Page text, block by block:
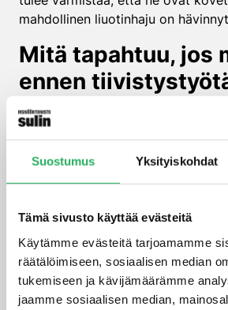
Suostumus Yksityiskohdat
Tämä sivusto käyttää evästeitä
Käytämme evästeitä tarjoamamme
räätälöimiseen, sosiaalisen median
tukemiseen ja kävijämäärämme
jaamme sosiaalisen median,
mahdollinen liuotinhaju on
Mitä tapahtuu, jos
ennen
Jos maalaa ennen tiivistystyötä,
loukkuun rakenteiden sisään ja
irtoamista, homeen kasvua ja
kosteusvaurioihin.
Käytännössä väärä järjestys näkyy
maalin kuplimisena, halkeiluna tai
Kosteus pyrkii poistumaan ja
maalikalvon alla. Pahimmillaan